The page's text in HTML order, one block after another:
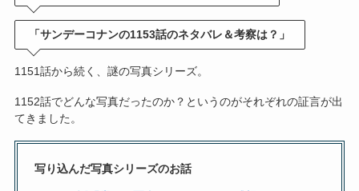
「サンデーコナンの1153話のネタバレ＆考察は？」
1151話から続く、謎の写真シリーズ。
1152話でどんな写真だったのか？というのがそれぞれの証言が出
てきました。
写り込んだ写真シリーズのお話